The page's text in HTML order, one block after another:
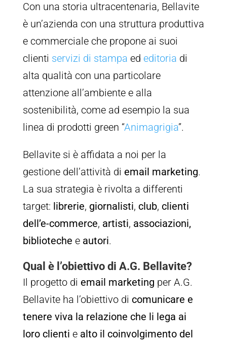
Con una storia ultracentenaria, Bellavite
è un’azienda con una struttura produttiva
e commerciale che propone ai suoi
clienti servizi di stampa ed editoria di
alta qualità con una particolare
attenzione all’ambiente e alla
sostenibilità, come ad esempio la sua
linea di prodotti green “Animagrigia”.
Bellavite si è affidata a noi per la
gestione dell’attività di email marketing.
La sua strategia è rivolta a differenti
target: librerie, giornalisti, club, clienti
dell’e-commerce, artisti, associazioni,
biblioteche e autori.
Qual è l’obiettivo di A.G. Bellavite?
Il progetto di email marketing per A.G.
Bellavite ha l’obiettivo di comunicare e
tenere viva la relazione che li lega ai
loro clienti e alto il coinvolgimento del